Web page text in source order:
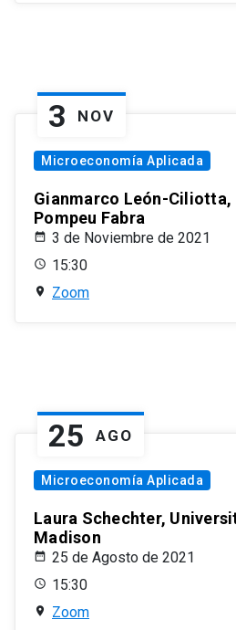
3 NOV
Microeconomía Aplicada
Gianmarco León-
Pompeu Fabra
3 de Noviembre de 2021
15:30
Zoom
25 AGO
Microeconomía Aplicada
Laura Schechter,
Madison
25 de Agosto de 2021
15:30
Zoom